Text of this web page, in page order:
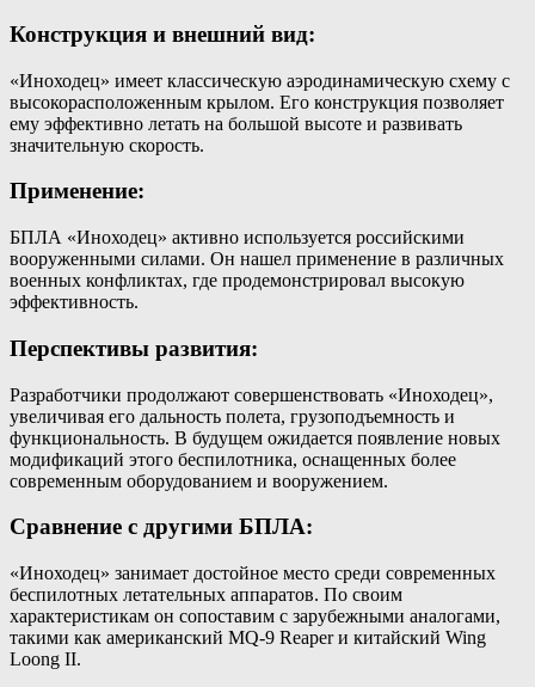
Конструкция и внешний вид:
«Иноходец» имеет классическую аэродинамическую схему с
высокорасположенным крылом. Его конструкция позволяет
ему эффективно летать на большой высоте и развивать
значительную скорость.
Применение:
БПЛА «Иноходец» активно используется российскими
вооруженными силами. Он нашел применение в различных
военных конфликтах, где продемонстрировал высокую
эффективность.
Перспективы развития:
Разработчики продолжают совершенствовать «Иноходец»,
увеличивая его дальность полета, грузоподъемность и
функциональность. В будущем ожидается появление новых
модификаций этого беспилотника, оснащенных более
современным оборудованием и вооружением.
Сравнение с другими БПЛА:
«Иноходец» занимает достойное место среди современных
беспилотных летательных аппаратов. По своим
характеристикам он сопоставим с зарубежными аналогами,
такими как американский MQ-9 Reaper и китайский Wing
Loong II.